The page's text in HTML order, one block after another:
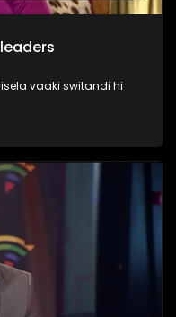
vaaki switandi hi